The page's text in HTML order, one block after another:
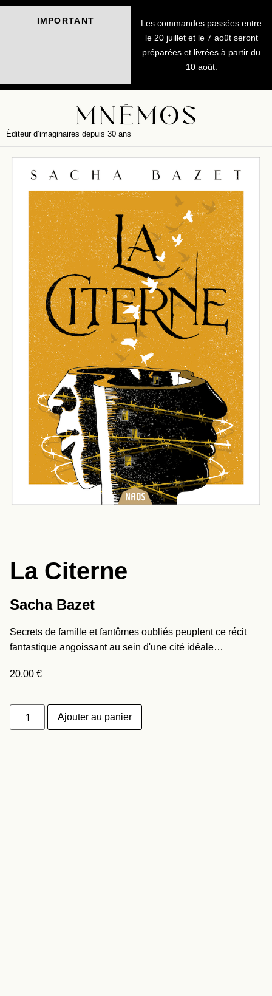
IMPORTANT
Les commandes passées entre
le 20 juillet et le 7 août seront
préparées et livrées à partir du
10 août.
Éditeur d’imaginaires depuis 30 ans
La Citerne
Sacha Bazet
Secrets de famille et fantômes oubliés peuplent ce récit
fantastique angoissant au sein d'une cité idéale…
20,00 €
Ajouter au panier